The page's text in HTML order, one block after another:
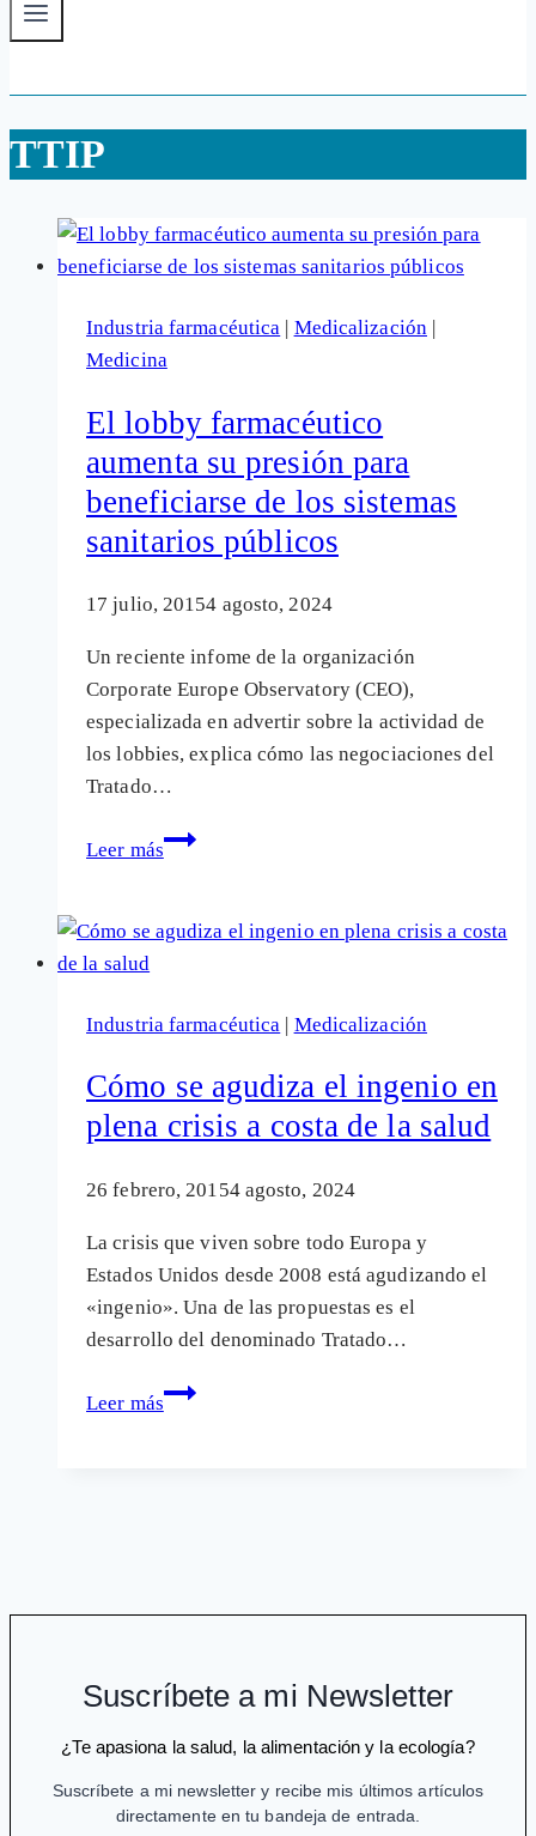
TTIP
Industria farmacéutica Medicalización
Medicina
El lobby farmacéutico
aumenta su presión para
beneficiarse de los sistemas
sanitarios públicos
17 julio, 20154 agosto, 2024
Un reciente infome de la organización
Corporate Europe Observatory (CEO),
especializada en advertir sobre la actividad de
los lobbies, explica cómo las negociaciones del
Tratado…
Leer más
El
aumenta
para
de
los
sanitarios
Industria farmacéutica | Medicalización
Cómo se agudiza el ingenio en
plena crisis a costa de la salud
26 febrero, 20154 agosto, 2024
La crisis que viven sobre todo Europa y
Estados Unidos desde 2008 está agudizando el
«ingenio». Una de las propuestas es el
desarrollo del denominado Tratado…
Leer más
Cómo
crisis
costa
de
la
salud
Suscríbete a mi Newsletter
¿Te apasiona la salud, la alimentación y la ecología?
Suscríbete a mi newsletter y recibe mis últimos artículos
directamente en tu bandeja de entrada.